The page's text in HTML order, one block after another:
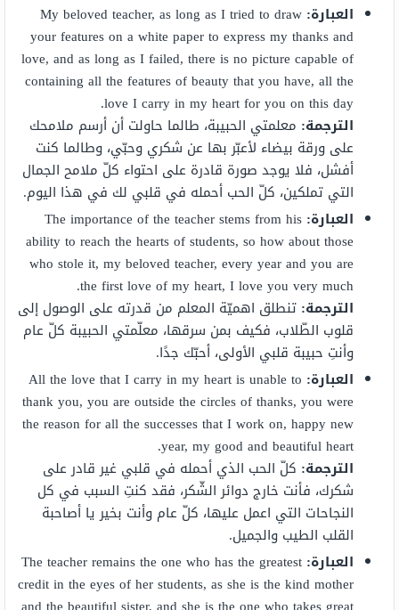
العبارة: My beloved teacher, as long as I tried to draw
your features on a white paper to express my thanks and
love, and as long as I failed, there is no picture capable of
containing all the features of beauty that you have, all the
love I carry in my heart for you on this day.
الترجمة: معلمتي الحبيبة، طالما حاولت أن أرسم ملامحك
على ورقة بيضاء لأعبّر بها عن شكري وحبّي، وطالما كنت
أفشل، فلا يوجد صورة قادرة على احتواء كلّ ملامح الجمال
التي تملكين، كلّ الحب أحمله في قلبي لك في هذا اليوم.
العبارة: The importance of the teacher stems from his
ability to reach the hearts of students, so how about those
who stole it, my beloved teacher, every year and you are
the first love of my heart, I love you very much.
الترجمة: تنطلق اهميّة المعلم من قدرته على الوصول إلى
قلوب الطّلاب، فكيف بمن سرقها، معلّمتي الحبيبة كلّ عام
وأنتِ حبيبة قلبي الأولى، أحبّك جدًا.
العبارة: All the love that I carry in my heart is unable to
thank you, you are outside the circles of thanks, you were
the reason for all the successes that I work on, happy new
year, my good and beautiful heart.
الترجمة: كلّ الحب الذي أحمله في قلبي غير قادر على
شكرك، فأنت خارج دوائر الشّكر، فقد كنتِ السبب في كل
النجاحات التي اعمل عليها، كلّ عام وأنت بخير يا أصاحبة
القلب الطيب والجميل.
العبارة: The teacher remains the one who has the greatest
credit in the eyes of her students, as she is the kind mother